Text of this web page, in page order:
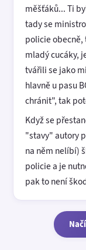
měšťáků... Ti
tady se
policie obecně,
mladý cucáky,
tvářili se jako
hlavně u pasu
chránit", tak
Když se
"stavy" autory
na něm nelíbí)
policie a je
pak to není